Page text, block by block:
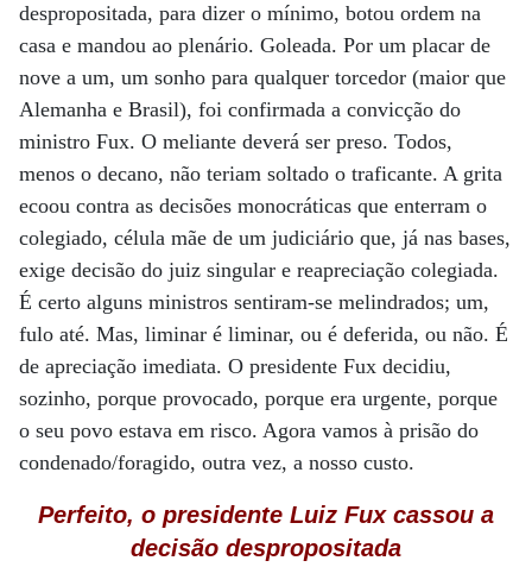
despropositada, para dizer o mínimo, botou ordem na
casa e mandou ao plenário. Goleada. Por um placar de
nove a um, um sonho para qualquer torcedor (maior que
Alemanha e Brasil), foi confirmada a convicção do
ministro Fux. O meliante deverá ser preso. Todos,
menos o decano, não teriam soltado o traficante. A grita
ecoou contra as decisões monocráticas que enterram o
colegiado, célula mãe de um judiciário que, já nas bases,
exige decisão do juiz singular e reapreciação colegiada.
É certo alguns ministros sentiram-se melindrados; um,
fulo até. Mas, liminar é liminar, ou é deferida, ou não. É
de apreciação imediata. O presidente Fux decidiu,
sozinho, porque provocado, porque era urgente, porque
o seu povo estava em risco. Agora vamos à prisão do
condenado/foragido, outra vez, a nosso custo.
Perfeito, o presidente Luiz Fux cassou a
decisão despropositada